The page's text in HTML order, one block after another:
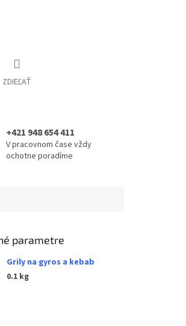
ZDIEĽAŤ
+421 948 654 411
V pracovnom čase vždy
ochotne poradíme
parametre
Grily na gyros a kebab
0.1 kg